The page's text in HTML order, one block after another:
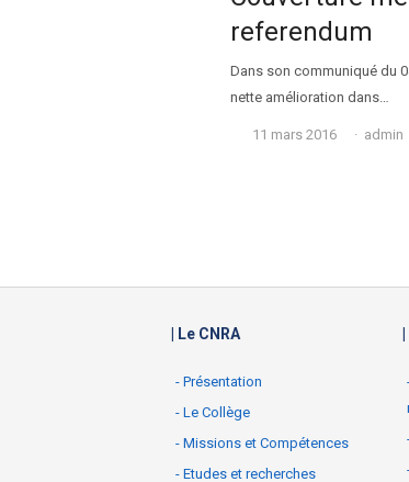
referendum
Dans son communiqué du
nette amélioration dans…
11 mars 2016 Auteur
admin
| Le CNRA
- Présentation
- Le Collège
- Missions et Compétences
- Etudes et recherches